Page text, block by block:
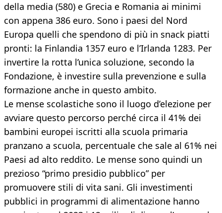
della media (580) e Grecia e Romania ai minimi
con appena 386 euro. Sono i paesi del Nord
Europa quelli che spendono di più in snack piatti
pronti: la Finlandia 1357 euro e l’Irlanda 1283. Per
invertire la rotta l’unica soluzione, secondo la
Fondazione, è investire sulla prevenzione e sulla
formazione anche in questo ambito.
Le mense scolastiche sono il luogo d’elezione per
avviare questo percorso perché circa il 41% dei
bambini europei iscritti alla scuola primaria
pranzano a scuola, percentuale che sale al 61% nei
Paesi ad alto reddito. Le mense sono quindi un
prezioso “primo presidio pubblico” per
promuovere stili di vita sani. Gli investimenti
pubblici in programmi di alimentazione hanno